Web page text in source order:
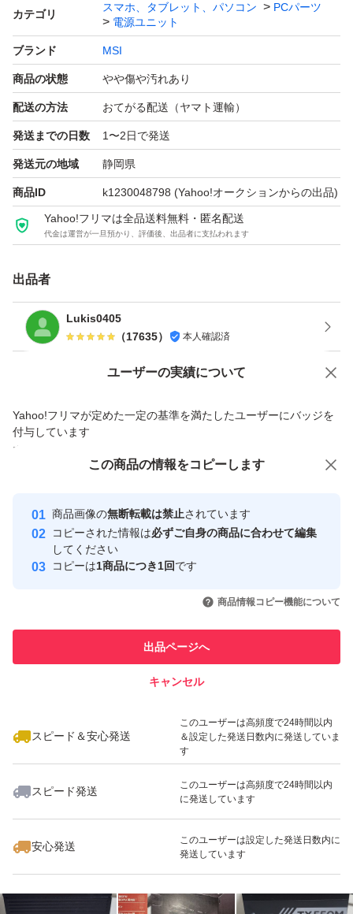
精密機械につき、他の部品との相性による不具合等含め完
全な動作の保証は致しかねますので、予めご了承下さい。
神経質な方や完品をお求めの場合は、ご入札をお控え下さ
い。
また、中古品として入手したものとなりますので、使用期
間や用途等をご質問されましても、回答致しかねますので
ご理解の上、ご質問をお願い致します。
落札後、24時間以内のお支払いが可能な方のみご入札を
期限をお守り頂けない場合、購入の意思無しと判断し、落
札者都合にてお取引キャンセルとさせて頂く場合がござい
ます。
取引点数が非常に多くなっている関係上、ご挨拶等のメッ
合がございますので、予めご了承下さい。
カテゴリ
スマホ、タブレット、パソコン
PCパーツ
電源ユニット
ブランド MSI
商品の状態 やや傷や汚れあり
配送の方法 おてがる配送（ヤマト運輸）
発送までの日数 1〜2日で発送
発送元の地域 静岡県
商品ID k1230048798 (Yahoo!オークションからの出品)
Yahoo!フリマは全品送料無料・匿名配送
代金は運営が一旦預かり、評価後、出品者に支払われます
出品者
Lukis0405
（17635） 本人確認済
ユーザーの実績について
Yahoo!フリマが定めた一定の基準を満たしたユーザーにバッジを
付与しています
安心取引出品者
取引実績
取引実績◯+
このユーザーはYahoo!フリマの取
引を完了させた実績があります
での取引実績があります
スピード&安心発送
※このバッジは実績に基づく表示であり、発送を保証しているものではあり
スピード＆安心発送
このユーザーは高頻度で24時間以内
＆設定した発送日数内に発送していま
す
スピード発送
このユーザーは高頻度で24時間以内
に発送しています
安心発送
このユーザーは設定した発送日数内に
発送しています
Yahoo!オークションで出品した商品のため一部機能は利用できません
商品への質問からの値下げ交渉、不適切なカテゴリ変更依頼は禁止です
この商品の情報をコピーします
商品画像の無断転載は禁止されています
コピーされた情報は必ずご自身の商品に合わせて編集
してください
コピーは1商品につき1回です
商品情報コピー機能について
出品ページへ
キャンセル
この商品をみている人にオススメ